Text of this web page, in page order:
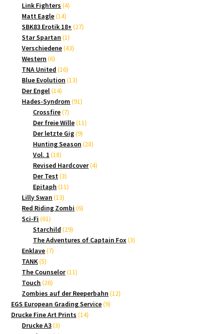
Link Fighters 44
Matt Eagle 1414
Produkte
SBK83 Erotik 18+ 2727
Star Spartan 11
Produkt
Verschiedene 4343
Western 66
Produkte
TNA United 1616
Produkte
Blue Evolution 1313
Der Engel 1414
Produkte
Hades-Syndrom 9191
Crossfire 77
Produkte
Der freie Wille 1111
Der letzte Gig 99
Produkte
Hunting Season 2828
Vol. 1 1818
Produkte
Revised Hardcover 44
Der Test 33
Produkte
Epitaph 1111
Lilly Swan 1313
Produkte
Red Riding Zombi 66
Sci-Fi 6161
Produkte
Starchild 2929
Produkte
The Adventures of Captain Fox 33
Enklave 77
TANK 55
Produkte
The Counselor 1111
Touch 2626
Produkte
Zombies auf der Reeperbahn 1212
EGS European Grading Service 99
Drucke Fine Art Prints 1414
Drucke A3 33